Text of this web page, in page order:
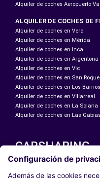
Alquiler de coches Aeropuerto
ALQUILER DE COCHES DE
Alquiler de coches en Vera
Alquiler de coches en Mérida
Alquiler de coches en Inca
Alquiler de coches en Argentona
Alquiler de coches en Vic
Alquiler de coches en San Roque
Alquiler de coches en Los Barrios
Alquiler de coches en Villarreal
Alquiler de coches en La Solana
Alquiler de coches en Las Gabias
CARSHARING
NUESTRAS CIUDADES
Paris